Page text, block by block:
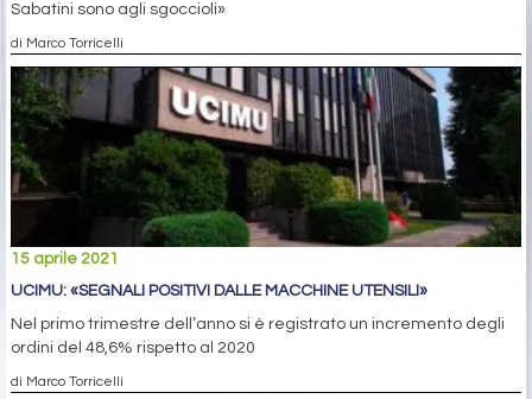
Sabatini sono agli sgoccioli»
di Marco Torricelli
15 aprile 2021
UCIMU: «SEGNALI POSITIVI DALLE MACCHINE UTENSILI»
Nel primo trimestre dell’anno si è registrato un incremento degli
ordini del 48,6% rispetto al 2020
di Marco Torricelli